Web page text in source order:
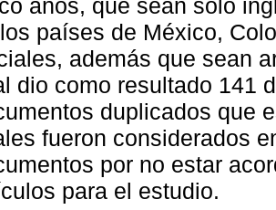
años, que sean solo
países de México,
además que sean
dio como resultado 141
duplicados que
fueron considerados
por no estar
para el estudio.